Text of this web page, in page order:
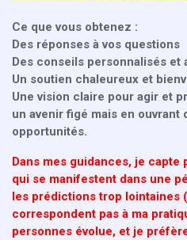
Ce que vous obtenez :
Des réponses à vos questions
Des conseils personnalisés et
Un soutien chaleureux et
Une vision claire pour agir et
un avenir figé mais en
opportunités.
Dans mes guidances, je
qui se manifestent dans une
les prédictions trop lointaines
correspondent pas à ma
personnes évolue, et je